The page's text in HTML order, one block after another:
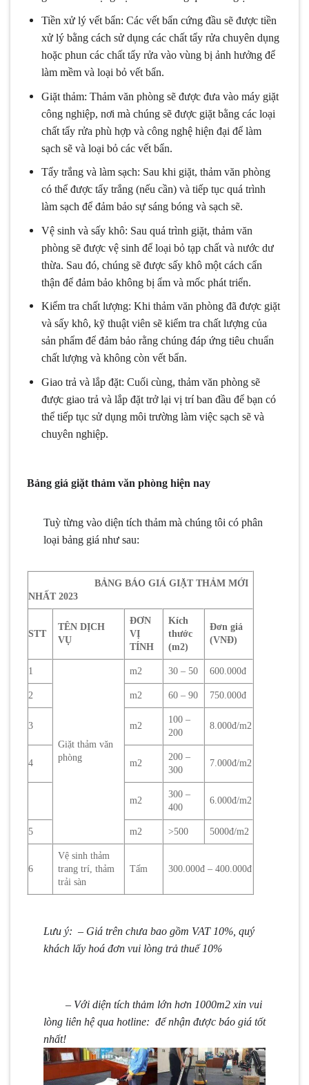
Tiền xử lý vết bẩn: Các vết bẩn cứng đầu sẽ được tiền
xử lý bằng cách sử dụng các chất tẩy rửa chuyên dụng
hoặc phun các chất tẩy rửa vào vùng bị ảnh hưởng để
làm mềm và loại bỏ vết bẩn.
Giặt thảm: Thảm văn phòng sẽ được đưa vào máy giặt
công nghiệp, nơi mà chúng sẽ được giặt bằng các loại
chất tẩy rửa phù hợp và công nghệ hiện đại để làm
sạch sẽ và loại bỏ các vết bẩn.
Tẩy trắng và làm sạch: Sau khi giặt, thảm văn phòng
có thể được tẩy trắng (nếu cần) và tiếp tục quá trình
làm sạch để đảm bảo sự sáng bóng và sạch sẽ.
Vệ sinh và sấy khô: Sau quá trình giặt, thảm văn
phòng sẽ được vệ sinh để loại bỏ tạp chất và nước dư
thừa. Sau đó, chúng sẽ được sấy khô một cách cẩn
thận để đảm bảo không bị ẩm và mốc phát triển.
Kiểm tra chất lượng: Khi thảm văn phòng đã được giặt
và sấy khô, kỹ thuật viên sẽ kiểm tra chất lượng của
sản phẩm để đảm bảo rằng chúng đáp ứng tiêu chuẩn
chất lượng và không còn vết bẩn.
Giao trả và lắp đặt: Cuối cùng, thảm văn phòng sẽ
được giao trả và lắp đặt trở lại vị trí ban đầu để bạn có
thể tiếp tục sử dụng môi trường làm việc sạch sẽ và
chuyên nghiệp.
Bảng giá giặt thảm văn phòng hiện nay
Tuỳ từng vào diện tích thảm mà chúng tôi có phân
loại bảng giá như sau:
BẢNG BÁO GIÁ GIẶT THẢM MỚI
NHẤT 2023
STT
TÊN DỊCH
VỤ
ĐƠN
VỊ
TÍNH
Kích
thước
(m2)
Đơn giá
(VNĐ)
1
Giặt thảm văn
phòng
m2 30 – 50 600.000đ
2 m2 60 – 90 750.000đ
3 m2
100 –
200
8.000đ/m2
4 m2
200 –
300
7.000đ/m2
m2
300 –
400
6.000đ/m2
5 m2 >500 5000đ/m2
6
Vệ sinh thảm
trang trí, thảm
trải sàn
Tấm 300.000đ – 400.000đ
Lưu ý: – Giá trên chưa bao gồm VAT 10%, quý
khách lấy hoá đơn vui lòng trả thuế 10%
– Với diện tích thảm lớn hơn 1000m2 xin vui
lòng liên hệ qua hotline: để nhận được báo giá tốt
nhất!